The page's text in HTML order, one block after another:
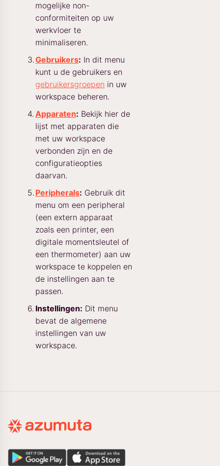
mogelijke non-
conformiteiten op uw
werkvloer te
minimaliseren.
Gebruikers: In dit menu
kunt u de gebruikers en
gebruikersgroepen in uw
workspace beheren.
Apparaten: Bekijk hier de
lijst met apparaten die
met uw workspace
verbonden zijn en de
configuratieopties
daarvan.
Peripherals: Gebruik dit
menu om een peripheral
(een extern apparaat
zoals een printer, een
digitale momentsleutel of
een thermometer) aan uw
workspace te koppelen en
de instellingen aan te
passen.
Instellingen: Dit menu
bevat de algemene
instellingen van uw
workspace.